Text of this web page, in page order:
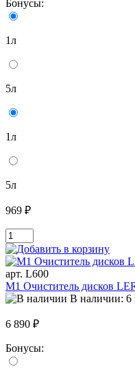
Бонусы:
1л
5л
1л
5л
969 ₽
арт. L600
M1 Очиститель дисков
В наличии: 6
6 890 ₽
Бонусы: